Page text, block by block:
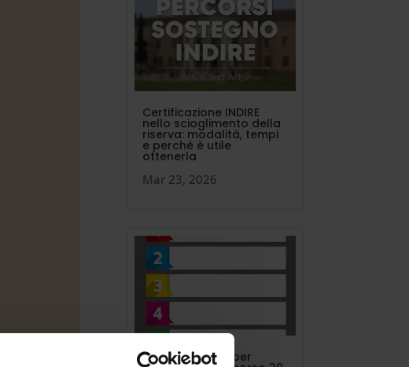
Certificazione INDIRE
nello scioglimento della
riserva: modalità, tempi
e perché è utile
ottenerla
Mar 23, 2026
I 24 punti in più per